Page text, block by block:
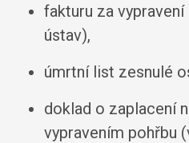
fakturu za
ústav),
úmrtní list zesnulé
doklad o zaplacení
vypravením pohřbu